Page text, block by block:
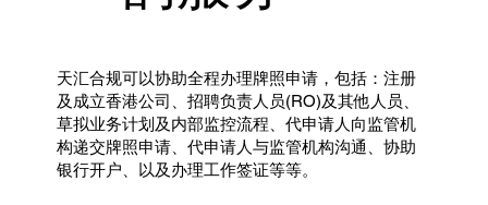
天汇合规可以协助全程办理牌照申请，包括：注册
及成立香港公司、招聘负责人员(RO)及其他人员、
草拟业务计划及内部监控流程、代申请人向监管机
构递交牌照申请、代申请人与监管机构沟通、协助
银行开户、以及办理工作签证等等。